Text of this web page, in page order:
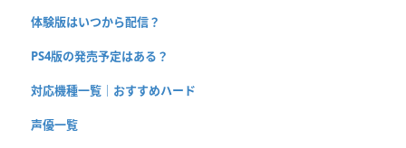
体験版はいつから配信？
PS4版の発売予定はある？
対応機種一覧｜おすすめハード
声優一覧